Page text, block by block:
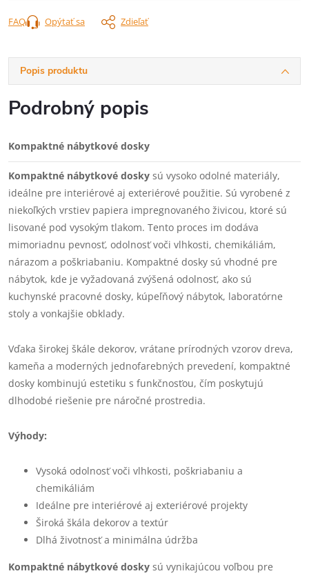
Opýtať sa Zdieľať
FAQ
Popis produktu
Podrobný popis
Kompaktné nábytkové dosky
Kompaktné nábytkové dosky sú vysoko odolné materiály,
ideálne pre interiérové aj exteriérové použitie. Sú vyrobené z
niekoľkých vrstiev papiera impregnovaného živicou, ktoré sú
lisované pod vysokým tlakom. Tento proces im dodáva
mimoriadnu pevnosť, odolnosť voči vlhkosti, chemikáliám,
nárazom a poškriabaniu. Kompaktné dosky sú vhodné pre
nábytok, kde je vyžadovaná zvýšená odolnosť, ako sú
kuchynské pracovné dosky, kúpeľňový nábytok, laboratórne
stoly a vonkajšie obklady.
Vďaka širokej škále dekorov, vrátane prírodných vzorov dreva,
kameňa a moderných jednofarebných prevedení, kompaktné
dosky kombinujú estetiku s funkčnosťou, čím poskytujú
dlhodobé riešenie pre náročné prostredia.
Výhody:
Vysoká odolnosť voči vlhkosti, poškriabaniu a
chemikáliám
Ideálne pre interiérové aj exteriérové projekty
Široká škála dekorov a textúr
Dlhá životnosť a minimálna údržba
Kompaktné nábytkové dosky sú vynikajúcou voľbou pre